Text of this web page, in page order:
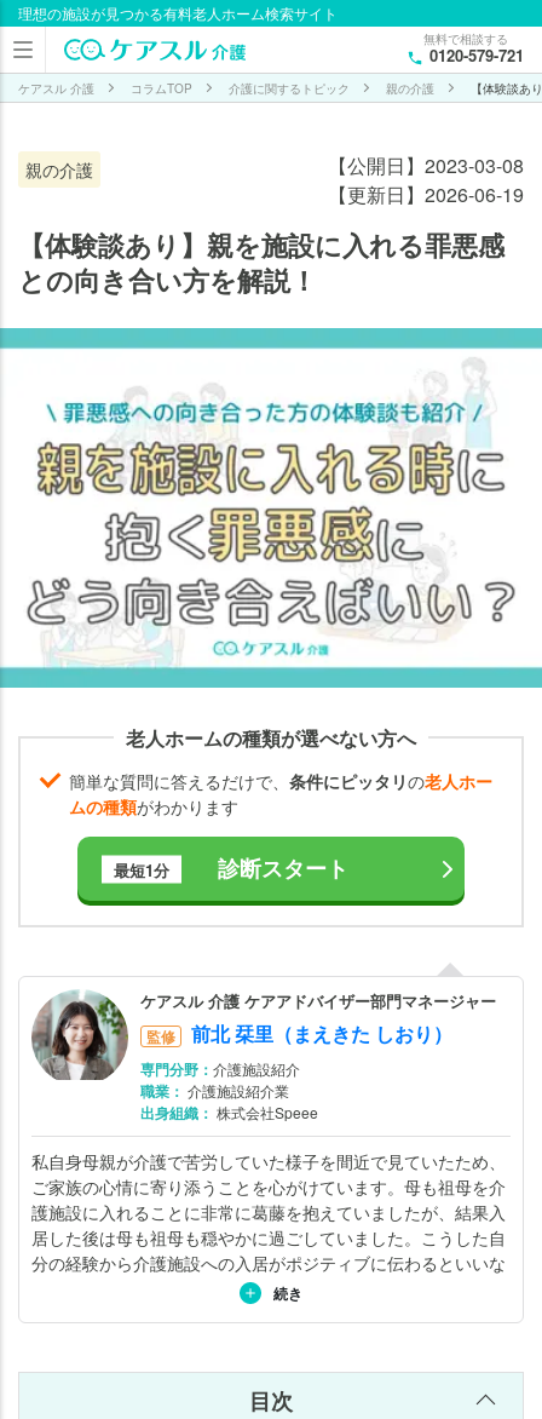
理想の施設が見つかる有料老人ホーム検索サイト
無料で相談する
0120-579-721
ケアスル 介護 コラムTOP 介護に関するトピック 親の介護 【体験談あ
親の介護
【公開日】2023-03-08
【更新日】2026-06-19
【体験談あり】親を施設に入れる罪悪感
との向き合い方を解説！
老人ホームの種類が選べない方へ
簡単な質問に答えるだけで、 条件にピッタリの老人ホー
ムの種類がわかります
最短1分 診断スタート
ケアスル 介護 ケアアドバイザー部門マネージャー
監修 前北 栞里（まえきた しおり）
専門分野： 介護施設紹介
職業： 介護施設紹介業
出身組織： 株式会社Speee
私自身母親が介護で苦労していた様子を間近で見ていたため、
ご家族の心情に寄り添うことを心がけています。母も祖母を介
護施設に入れることに非常に葛藤を抱えていましたが、結果入
居した後は母も祖母も穏やかに過ごしていました。こうした自
分の経験から介護施設への入居がポジティブに伝わるといいな
と思い日々ご家族とお話ししています。詳しくは
続き
目次
目次
親
を
設
に
れ
る
こ
と
に
悪
感
を
抱
く
て
も
い
理
親
を
設
に
れ
る
罪
悪
払
拭
す
る
方
を